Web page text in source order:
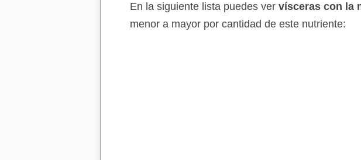
En la siguiente lista puedes ver vísceras con la
menor a mayor por cantidad de este nutriente: